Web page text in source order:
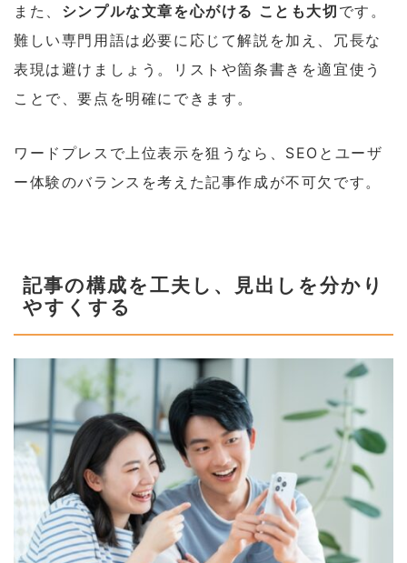
また、 シンプルな文章を心がける ことも大切 です。
難しい専門用語は必要に応じて解説を加え、冗長な
表現は避けましょう。リストや箇条書きを適宜使う
ことで、要点を明確にできます。
ワードプレスで上位表示を狙うなら、SEOとユーザ
ー体験のバランスを考えた記事作成が不可欠です。
記事の構成を工夫し、見出しを分かり
やすくする